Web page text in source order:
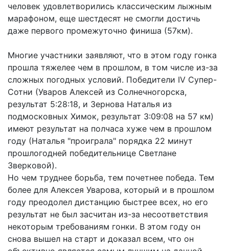
человек удовлетворились классическим лыжным
марафоном, еще шестдесят не смогли достичь
даже первого промежуточно финиша (57км).
Многие участники заявляют, что в этом году гонка
прошла тяжелее чем в прошлом, в том числе из-за
сложных погодных условий. Победители IV Супер-
Сотни (Уваров Алексей из Солнечногорска,
результат 5:28:18, и Зернова Наталья из
подмосковных Химок, результат 3:09:08 на 57 км)
имеют результат на полчаса хуже чем в прошлом
году (Наталья "проиграла" порядка 22 минут
прошлогодней победительнице Светлане
Зверковой).
Но чем труднее борьба, тем почетнее победа. Тем
более для Алексея Уварова, который и в прошлом
году преодолел дистанцию быстрее всех, но его
результат не был засчитан из-за несоответствия
некоторым требованиям гонки. В этом году он
снова вышел на старт и доказал всем, что он